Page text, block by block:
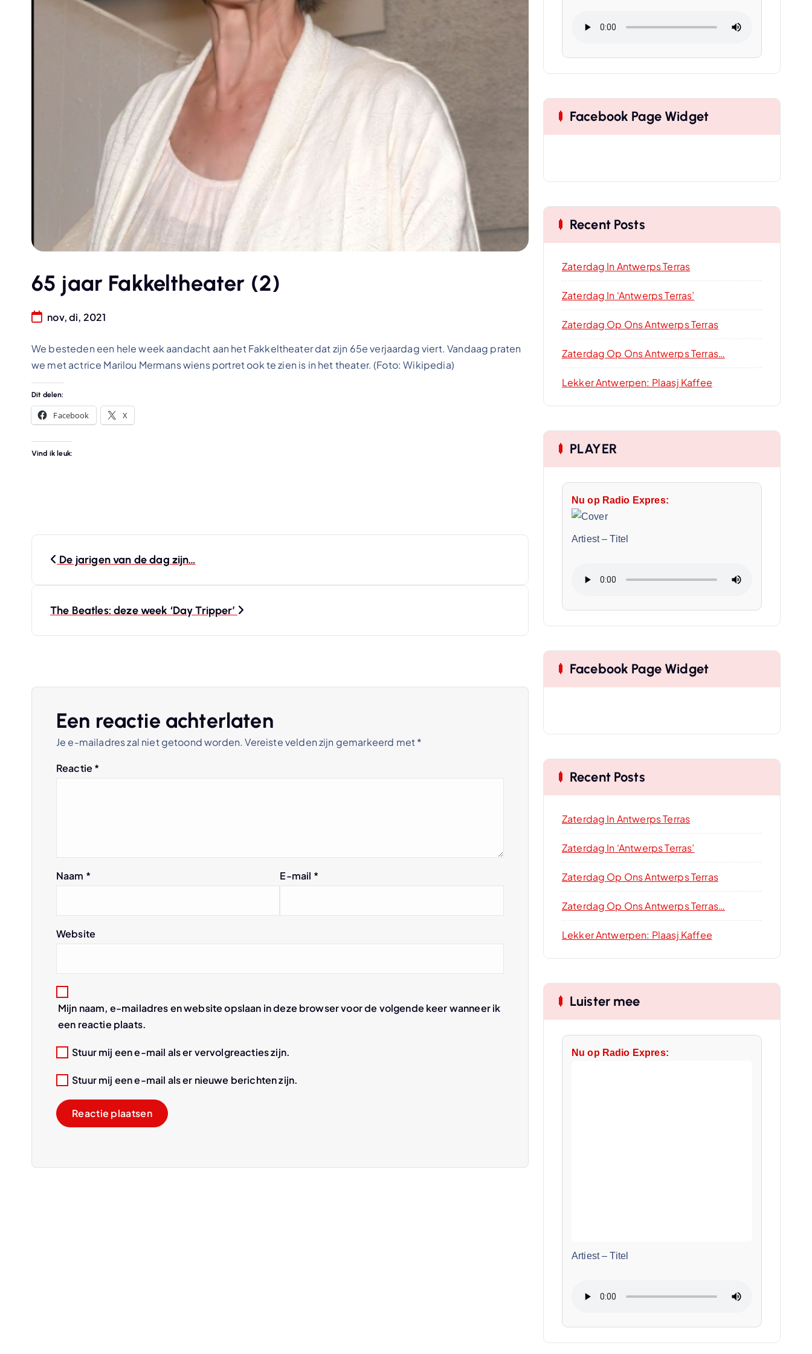
65 jaar Fakkeltheater (2)
nov, di, 2021
We besteden een hele week aandacht aan het Fakkeltheater dat zijn 65e verjaardag viert. Vandaag praten
we met actrice Marilou Mermans wiens portret ook te zien is in het theater. (Foto: Wikipedia)
Dit delen:
Facebook X
Vind ik leuk:
c
De jarigen van de dag zijn…
The Beatles: deze week ‘Day Tripper’
Een reactie achterlaten
Je e-mailadres zal niet getoond worden. Vereiste velden zijn gemarkeerd met*
Reactie *
Naam * E-mail *
Website
Mijn naam, e-mailadres en website opslaan in deze browser voor de volgende keer wanneer ik
een reactie plaats.
Stuur mij een e-mail als er vervolgreacties zijn.
Stuur mij een e-mail als er nieuwe berichten zijn.
Facebook Page Widget
Recent Posts
Zaterdag In Antwerps Terras
Zaterdag In ‘Antwerps Terras’
Zaterdag Op Ons Antwerps Terras
Zaterdag Op Ons Antwerps Terras…
Lekker Antwerpen: Plaasj Kaffee
PLAYER
Nu op Radio Expres:
Artiest–Titel
Facebook Page Widget
Recent Posts
Zaterdag In Antwerps Terras
Zaterdag In ‘Antwerps Terras’
Zaterdag Op Ons Antwerps Terras
Zaterdag Op Ons Antwerps Terras…
Lekker Antwerpen: Plaasj Kaffee
Luister mee
Nu op Radio Expres:
Artiest–Titel